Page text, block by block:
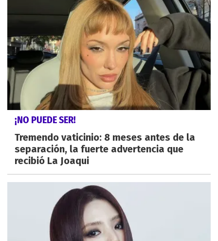
¡NO PUEDE SER!
Tremendo vaticinio: 8 meses antes de la
separación, la fuerte advertencia que
recibió La Joaqui